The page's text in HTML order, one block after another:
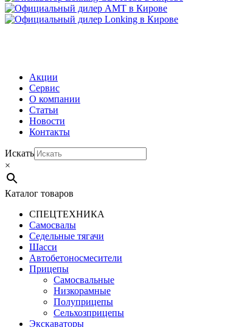
Акции
Сервис
О компании
Статьи
Новости
Контакты
Искать
×
Каталог товаров
СПЕЦТЕХНИКА
Самосвалы
Седельные тягачи
Шасси
Автобетоно­смесители
Прицепы
Самосвальные
Низкорамные
Полуприцепы
Сельхозприцепы
Экскаваторы